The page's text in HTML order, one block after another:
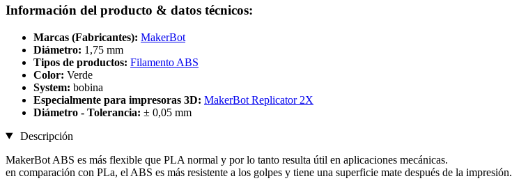
Información del producto & datos técnicos:
Marcas (Fabricantes): MakerBot
Diámetro: 1,75 mm
Tipos de productos: Filamento ABS
Color: Verde
System: bobina
Especialmente para impresoras 3D: MakerBot Replicator 2X
Diámetro - Tolerancia: ± 0,05 mm
Descripción
MakerBot ABS es más flexible que PLA normal y por lo tanto resulta útil en aplicaciones mecánicas.
en comparación con PLa, el ABS es más resistente a los golpes y tiene una superficie mate después de la impresión.